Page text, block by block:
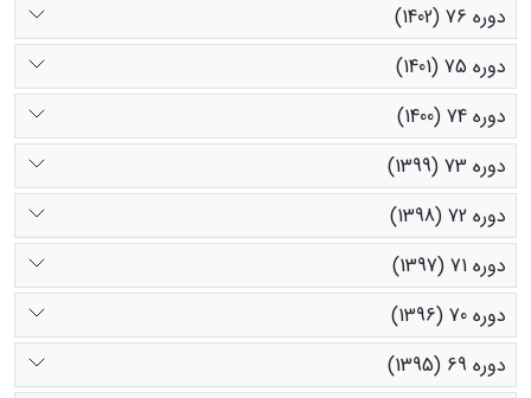
دوره 76 (1402)
دوره 75 (1401)
دوره 74 (1400)
دوره 73 (1399)
دوره 72 (1398)
دوره 71 (1397)
دوره 70 (1396)
دوره 69 (1395)